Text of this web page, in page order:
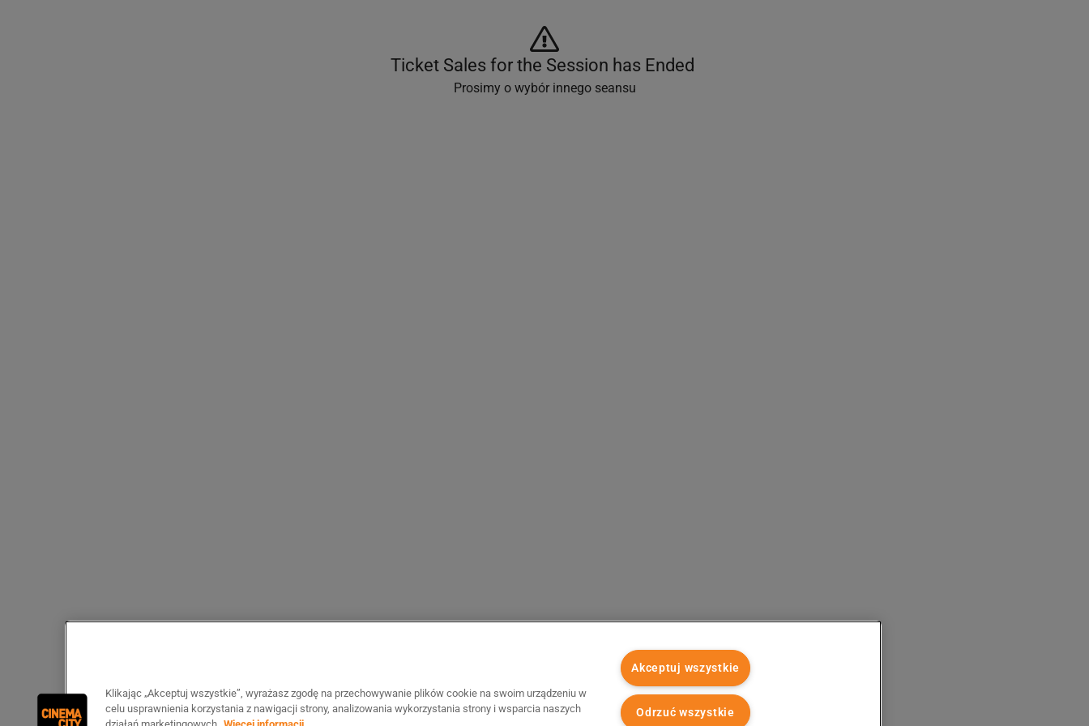
Ticket Sales for the Session has Ended
Prosimy o wybór innego seansu
Klikając „Akceptuj wszystkie”, wyrażasz zgodę na przechowywanie plików cookie na swoim urządzeniu w
celu usprawnienia korzystania z nawigacji strony, analizowania wykorzystania strony i wsparcia naszych
Akceptuj wszystkie
Odrzuć wszystkie